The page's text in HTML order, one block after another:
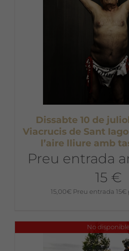
Dissabte 10 de
Viacrucis de Sant
l’aire lliure amb
Preu entrada
15 €
15,00€ Preu entrada 15€
No disponible